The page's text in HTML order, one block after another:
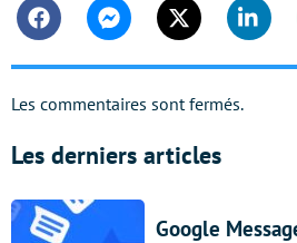
FacebookMessengerTwitter
Les commentaires sont fermés.
Les derniers articles
Google